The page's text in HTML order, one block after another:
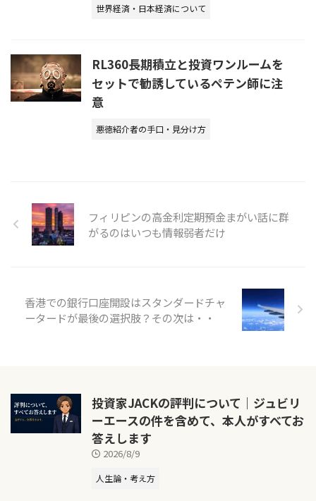
世界経済・日本経済について
RL360長期積立と投資ワンルームを
セットで勧誘しているペテン師に注
意
悪徳紹介者の手口・見分け方
フィリピンの高金利定期預金まがい話に群
がるのはいつも情報弱者だけ
香港での銀行口座開設はスタンダードチャ
ータードが最後の選択肢？その次は・・
投資家JACKの評判について｜ジュビリ
ーエースの件を含めて、本人がすべてお
答えします
2026/8/9
人生論・考え方